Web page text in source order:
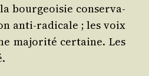
bour­geoi­sie conser­va­
anti-radi­cale ; les voix
majo­ri­té cer­taine. Les